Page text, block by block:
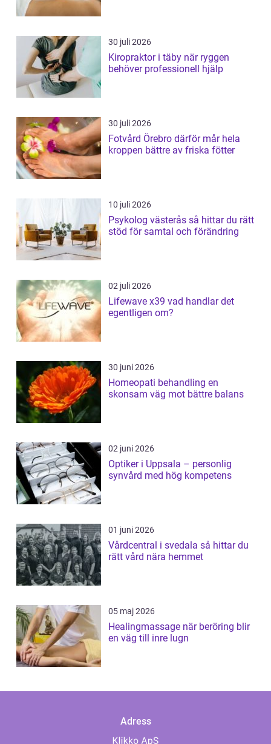
30 juli 2026
Kiropraktor i täby när ryggen
behöver professionell hjälp
30 juli 2026
Fotvård Örebro därför mår hela
kroppen bättre av friska fötter
10 juli 2026
Psykolog västerås så hittar du rätt
stöd för samtal och förändring
02 juli 2026
Lifewave x39 vad handlar det
egentligen om?
30 juni 2026
Homeopati behandling en
skonsam väg mot bättre balans
02 juni 2026
Optiker i Uppsala – personlig
synvård med hög kompetens
01 juni 2026
Vårdcentral i svedala så hittar du
rätt vård nära hemmet
05 maj 2026
Healingmassage när beröring blir
en väg till inre lugn
Adress